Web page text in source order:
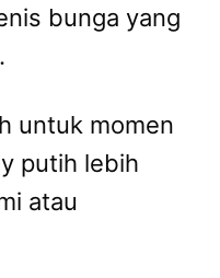
bunga yang
untuk momen
putih lebih
atau